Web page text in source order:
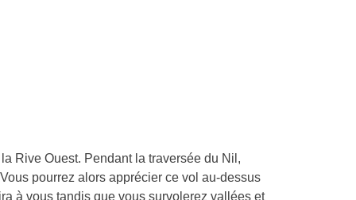
Rive Ouest. Pendant la traversée du Nil,
pourrez alors apprécier ce vol au-dessus
à vous tandis que vous survolerez vallées et